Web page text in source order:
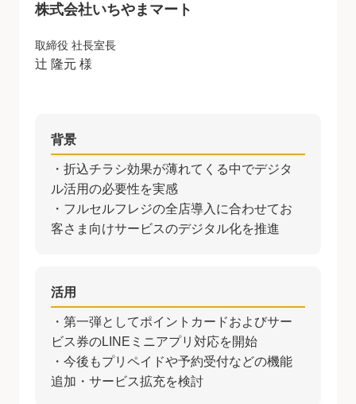
株式会社いちやまマート
取締役 社長室長
辻 隆元 様
背景
・折込チラシ効果が薄れてくる中でデジタ
ル活用の必要性を実感
・フルセルフレジの全店導入に合わせてお
客さま向けサービスのデジタル化を推進
活用
・第一弾としてポイントカードおよびサー
ビス券のLINEミニアプリ対応を開始
・今後もプリペイドや予約受付などの機能
追加・サービス拡充を検討